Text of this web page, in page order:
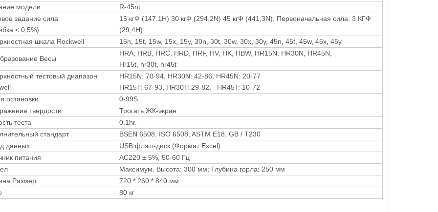
модели
R-45nt
задание сила
< 0,5%)
15 кгФ (147.1Н) 30 кгФ (294.2N) 45 кгФ (441,3N); Первоначальная сила: 3 КГФ
(29,4Н)
шкала Rockwell
15n, 15t, 15w, 15x, 15y, 30n, 30t, 30w, 30x, 30y, 45n, 45t, 45w, 45x, 45y
Весы
HRA, HRB, HRC, HRD, HRF, HV, HK, HBW, HR15N, HR30N, HR45N,
Hr15t, hr30t, hr45t
тестовый диапазон
HR15N: 70-94, HR30N: 42-86, HR45N: 20-77
HR15T: 67-93, HR30T: 29-82, HR45T: 10-72
остановки
0-99S.
твердости
Трогать ЖК-экран
теста
0.1hr.
стандарт
BSEN 6508, ISO 6508, ASTM E18, GB / T230
данных
USB флэш-диск (Формат Excel)
питания
AC220 ± 5%, 50-60 Гц
Максимум. Высота: 300 мм; Глубина горла: 250 мм
Размер
720 * 260 * 840 мм
80 кг